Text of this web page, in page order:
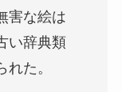
害な絵は
い辞典類
た。